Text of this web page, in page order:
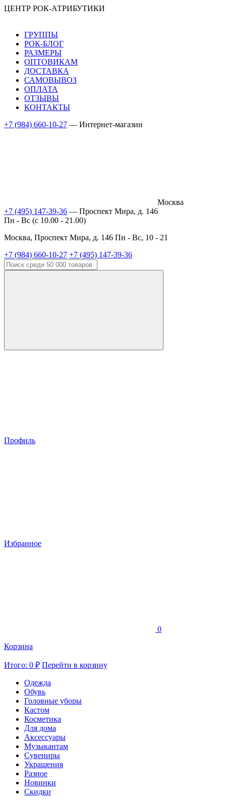
ЦЕНТР РОК-АТРИБУТИКИ
ГРУППЫ
РОК-БЛОГ
РАЗМЕРЫ
ОПТОВИКАМ
ДОСТАВКА
САМОВЫВОЗ
ОПЛАТА
ОТЗЫВЫ
КОНТАКТЫ
+7 (984) 660-10-27 — Интернет-магазин
Москва
+7 (495) 147-39-36 — Проспект Мира, д. 146
Пн - Вс (c 10.00 - 21.00)
Москва, Проспект Мира, д. 146 Пн - Вс, 10 - 21
+7 (984) 660-10-27 +7 (495) 147-39-36
Профиль
Избранное
0
Корзина
Итого: 0 ₽ Перейти в корзину
Одежда
Обувь
Головные уборы
Кастом
Косметика
Для дома
Аксессуары
Музыкантам
Сувениры
Украшения
Разное
Новинки
Скидки